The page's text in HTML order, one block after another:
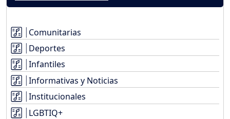
Comunitarias
Deportes
Infantiles
Informativas y Noticias
Institucionales
LGBTIQ+